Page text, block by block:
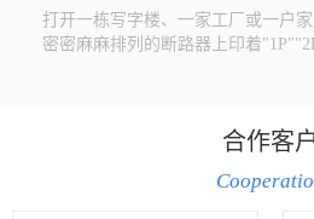
打开一栋写字楼、一家工厂或一户家
密密麻麻排列的断路器上印着
合作客户